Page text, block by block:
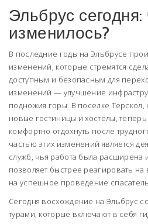
Эльбрус сегодня:
изменилось?
В последние годы на Эльбрусе
изменений, которые стремятся
доступным и безопасным для
изменений — улучшение
подножия горы. В поселке
новые гостиницы и хостелы,
комфортно отдохнуть после
частью этих изменений является
служб, чья работа была расширена
позволяет быстрее реагировать
на успешное проведение
Сегодня восхождение на Эльбрус
турами, которые включают в себя